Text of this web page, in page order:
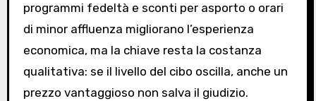
programmi fedeltà e sconti per asporto o orari
di minor affluenza migliorano l’esperienza
economica, ma la chiave resta la costanza
qualitativa: se il livello del cibo oscilla, anche un
prezzo vantaggioso non salva il giudizio.